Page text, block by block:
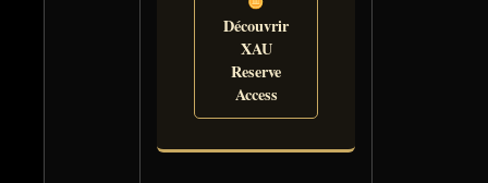
Découvrir
XAU
Reserve
Access